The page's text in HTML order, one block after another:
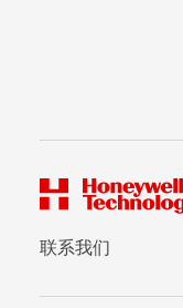
联系我们